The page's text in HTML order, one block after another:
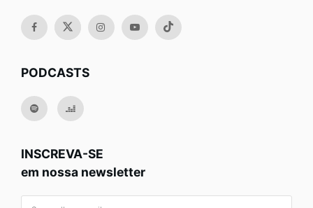
PODCASTS
INSCREVA-SE
em nossa newsletter